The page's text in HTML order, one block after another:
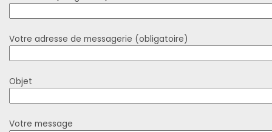
Votre adresse de messagerie (obligatoire)
Objet
Votre message